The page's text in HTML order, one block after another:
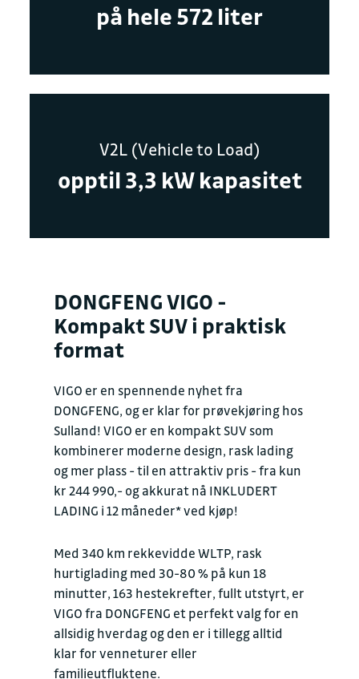
på hele 572 liter
V2L (Vehicle to Load)
opptil 3,3 kW kapasitet
DONGFENG VIGO -
Kompakt SUV i praktisk
format
VIGO er en spennende nyhet fra
DONGFENG, og er klar for prøvekjøring hos
Sulland! VIGO er en kompakt SUV som
kombinerer moderne design, rask lading
og mer plass - til en attraktiv pris - fra kun
kr 244 990,- og akkurat nå INKLUDERT
LADING i 12 måneder* ved kjøp!
Med 340 km rekkevidde WLTP, rask
hurtiglading med 30-80 % på kun 18
minutter, 163 hestekrefter, fullt utstyrt, er
VIGO fra DONGFENG et perfekt valg for en
allsidig hverdag og den er i tillegg alltid
klar for venneturer eller
familieutfluktene.